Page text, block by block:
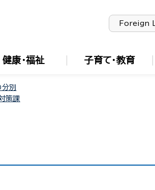
健康・福祉 子育て・教育
別
策課